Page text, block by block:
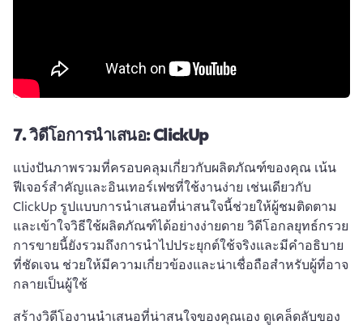
7.วิดีโอการนำเสนอ: ClickUp
แบ่งปันภาพรวมที่ครอบคลุมเกี่ยวกับผลิตภัณฑ์ของคุณ เน้น
ฟีเจอร์สำคัญและอินเทอร์เฟซที่ใช้งานง่าย เช่นเดียวกับ
ClickUp รูปแบบการนำเสนอที่น่าสนใจนี้ช่วยให้ผู้ชมติดตาม
และเข้าใจวิธีใช้ผลิตภัณฑ์ได้อย่างง่ายดาย วิดีโอกลยุทธ์กรวย
การขายนี้ยังรวมถึงการนำไปประยุกต์ใช้จริงและมีคำอธิบาย
ที่ชัดเจน ช่วยให้มีความเกี่ยวข้องและน่าเชื่อถือสำหรับผู้ที่อาจ
กลายเป็นผู้ใช้
สร้างวิดีโองานนําเสนอที่น่าสนใจของคุณเอง ดูเคล็ดลับของ